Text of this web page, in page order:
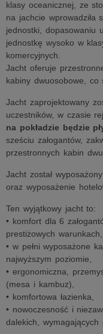
klasy oceanicznej, ze
na jachcie wprowadziła
jednostki, dopasowaniu
jednostkę wysoko w
komercyjnych.
Jacht oferuje
kabiny dwuosobowe, co
Jacht zaprojektowany
uczestników, w czasie
na pokładzie będzie
sześciu załogantów,
przestronnych kabin
Jacht został
oraz wyposażenie
Ten wyjątkowy jacht to:
• komfort dla 6
prestiżowych warunkach,
• w pełni wyposażone
najwyższym poziomie,
• ergonomiczna,
(mesa i kambuz),
• komfortowa łazienka,
• nowoczesność i
dalekich, wymagających